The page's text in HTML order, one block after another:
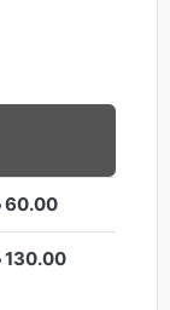
60.00
130.00